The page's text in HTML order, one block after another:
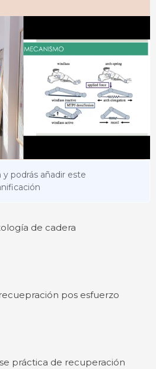
podrás añadir este
de cadera
pos esfuerzo
práctica de recuperación